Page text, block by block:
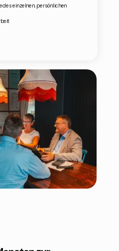
einzelnen, persönlichen